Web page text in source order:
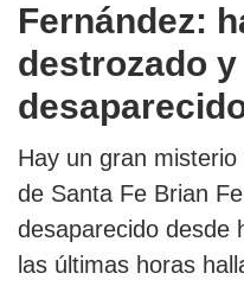
Fernández:
destrozado
Hay un gran
de Santa Fe Brian
desaparecido desde
las últimas horas